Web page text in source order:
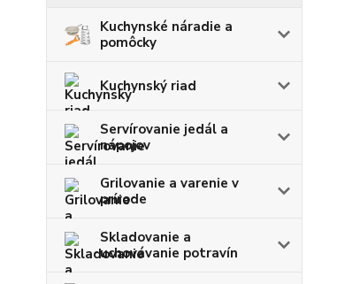
Kuchynské náradie a
pomôcky
Kuchynský riad
Servírovanie jedál a
nápojov
Grilovanie a varenie v
prírode
Skladovanie a
uchovávanie potravín